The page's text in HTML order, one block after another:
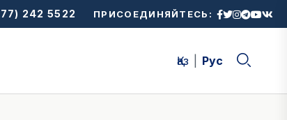
242 5522 ПРИСОЕДИНЯЙТЕСЬ:
Қаз Рус